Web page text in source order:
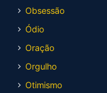
Obsessão
Ódio
Oração
Orgulho
Otimismo